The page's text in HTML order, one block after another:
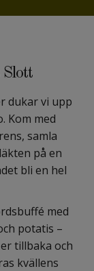
Slott
dukar vi upp
Kom med
samla
på en
bli en hel
med
potatis –
tillbaka och
kvällens